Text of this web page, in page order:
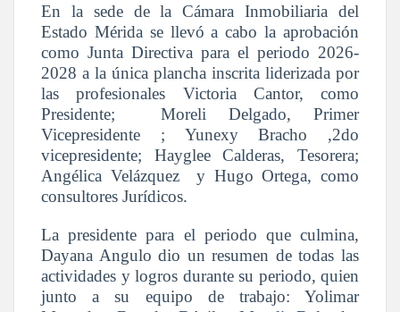
En la sede de la Cámara Inmobiliaria del
Estado Mérida se llevó a cabo la aprobación
como Junta Directiva para el periodo 2026-
2028 a la única plancha inscrita liderizada por
las profesionales Victoria Cantor, como
Presidente; Moreli Delgado, Primer
Vicepresidente ; Yunexy Bracho ,2do
vicepresidente; Hayglee Calderas, Tesorera;
Angélica Velázquez y Hugo Ortega, como
consultores Jurídicos.
La presidente para el periodo que culmina,
Dayana Angulo dio un resumen de todas las
actividades y logros durante su periodo, quien
junto a su equipo de trabajo: Yolimar